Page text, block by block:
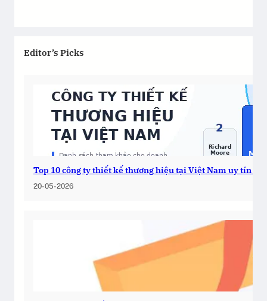
Editor’s Picks
Top 10 công ty thiết kế thương hiệu tại Việt Nam uy tín
20-05-2026